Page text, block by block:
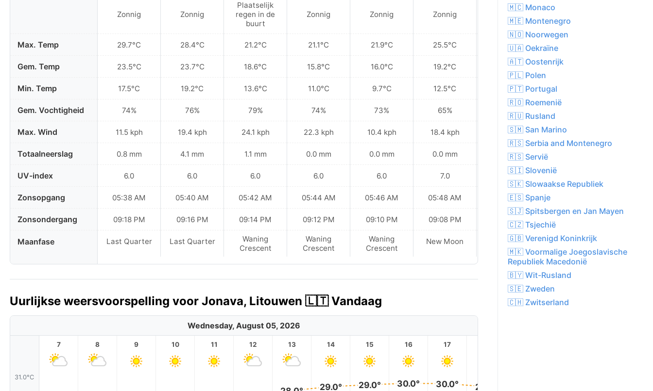
Max. Temp
Gem. Temp
Min. Temp
Gem. Vochtigheid
Max. Wind
Totaalneerslag
UV-index
Zonsopgang
Zonsondergang
Maanfase
Zonnig
29.7°C
23.5°C
17.5°C
74%
11.5 kph
0.8 mm
6.0
05:38 AM
09:18 PM
Last Quarter
Zonnig
28.4°C
23.7°C
19.2°C
76%
19.4 kph
4.1 mm
6.0
05:40 AM
09:16 PM
Last Quarter
Plaatselijk
regen in de
buurt
21.2°C
18.6°C
13.6°C
79%
24.1 kph
1.1 mm
6.0
05:42 AM
09:14 PM
Waning
Crescent
Zonnig
21.1°C
15.8°C
11.0°C
74%
22.3 kph
0.0 mm
6.0
05:44 AM
09:12 PM
Waning
Crescent
Zonnig
21.9°C
16.0°C
9.7°C
73%
10.4 kph
0.0 mm
6.0
05:46 AM
09:10 PM
Waning
Crescent
Zonnig
25.5°C
19.2°C
12.5°C
65%
18.4 kph
0.0 mm
7.0
05:48 AM
09:08 PM
New Moon
Plaatselijk
buurt
22.8°C
18.3°C
13.6°C
69%
20.9 kph
0.1 mm
6.0
05:50 AM
09:06 PM
New Moon
Uurlijkse weersvoorspelling voor Jonava, Litouwen 🇱🇹 Vandaag
Wednesday, August 05, 2026
31.0°C
7 8 9 10 11 12 13 14
29.0°
15
29.0°
16
30.0°
17
30.0° 29.0°
🇲🇨 Monaco
🇲🇪 Montenegro
🇳🇴 Noorwegen
🇺🇦 Oekraïne
🇦🇹 Oostenrijk
🇵🇱 Polen
🇵🇹 Portugal
🇷🇴 Roemenië
🇷🇺 Rusland
🇸🇲 San Marino
🇷🇸 Serbia and Montenegro
🇷🇸 Servië
🇸🇮 Slovenië
🇸🇰 Slowaakse Republiek
🇪🇸 Spanje
🇸🇯 Spitsbergen en Jan Mayen
🇨🇿 Tsjechië
🇬🇧 Verenigd Koninkrijk
🇲🇰 Voormalige Joegoslavische
Republiek Macedonië
🇧🇾 Wit-Rusland
🇸🇪 Zweden
🇨🇭 Zwitserland